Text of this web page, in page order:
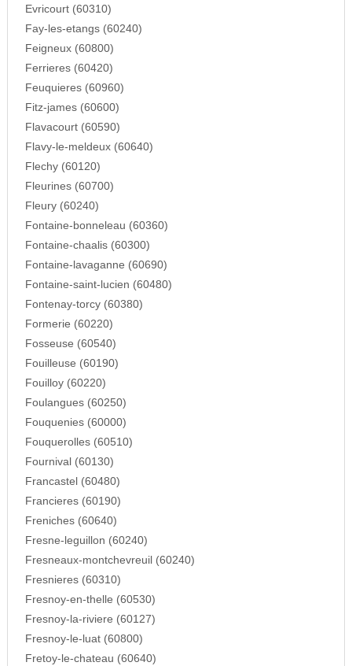
Evricourt (60310)
Fay-les-etangs (60240)
Feigneux (60800)
Ferrieres (60420)
Feuquieres (60960)
Fitz-james (60600)
Flavacourt (60590)
Flavy-le-meldeux (60640)
Flechy (60120)
Fleurines (60700)
Fleury (60240)
Fontaine-bonneleau (60360)
Fontaine-chaalis (60300)
Fontaine-lavaganne (60690)
Fontaine-saint-lucien (60480)
Fontenay-torcy (60380)
Formerie (60220)
Fosseuse (60540)
Fouilleuse (60190)
Fouilloy (60220)
Foulangues (60250)
Fouquenies (60000)
Fouquerolles (60510)
Fournival (60130)
Francastel (60480)
Francieres (60190)
Freniches (60640)
Fresne-leguillon (60240)
Fresneaux-montchevreuil (60240)
Fresnieres (60310)
Fresnoy-en-thelle (60530)
Fresnoy-la-riviere (60127)
Fresnoy-le-luat (60800)
Fretoy-le-chateau (60640)